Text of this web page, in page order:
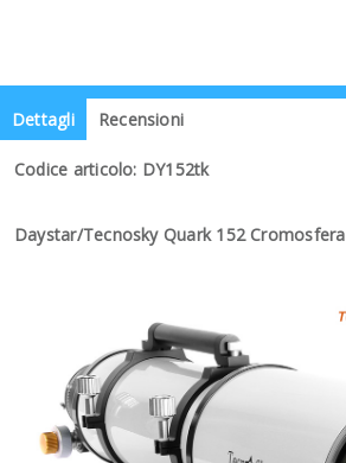
Dettagli Recensioni
Codice articolo: DY152tk
Daystar/Tecnosky Quark 152 Cromosfera